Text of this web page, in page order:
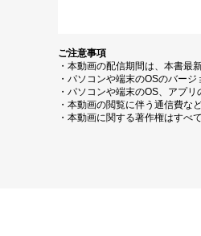
ご注意事項
・本動画の配信期間は、本書最
・パソコンや端末のOSのバー
・パソコンや端末のOS、アプ
・本動画の閲覧に伴う通信費な
・本動画に関する著作権はすべ